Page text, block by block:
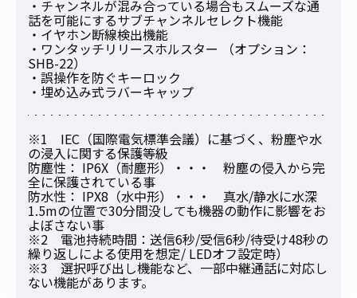
・チャンネルが混み合っている場合もスムーズな通
話を可能にするサブチャンネルセレクト機能
・イヤホン断線検出機能
・ワンタッチリリースホルスター （オプション：
SHB-22）
・誤操作を防ぐキーロック
・埋め込み式ラバーキャップ
※1 IEC（国際電気標準会議）に基づく、粉塵や水
の浸入に関する保護等級
防塵性： IP6X（耐塵形）・・・ 粉塵の侵入から完
全に保護されている事
防水性： IPX8（水中形）・・・ 真水/静水に水深
1.5mの位置で30分間没しても機器の動作に影響をお
よぼさない事
※2 電池持続時間：送信6秒/受信6秒/待受け48秒の
繰り返しによる使用を想定/ LEDオフ設定時）
※3 選択呼び出し機能など、一部中継通話に対応し
ない機能があります。